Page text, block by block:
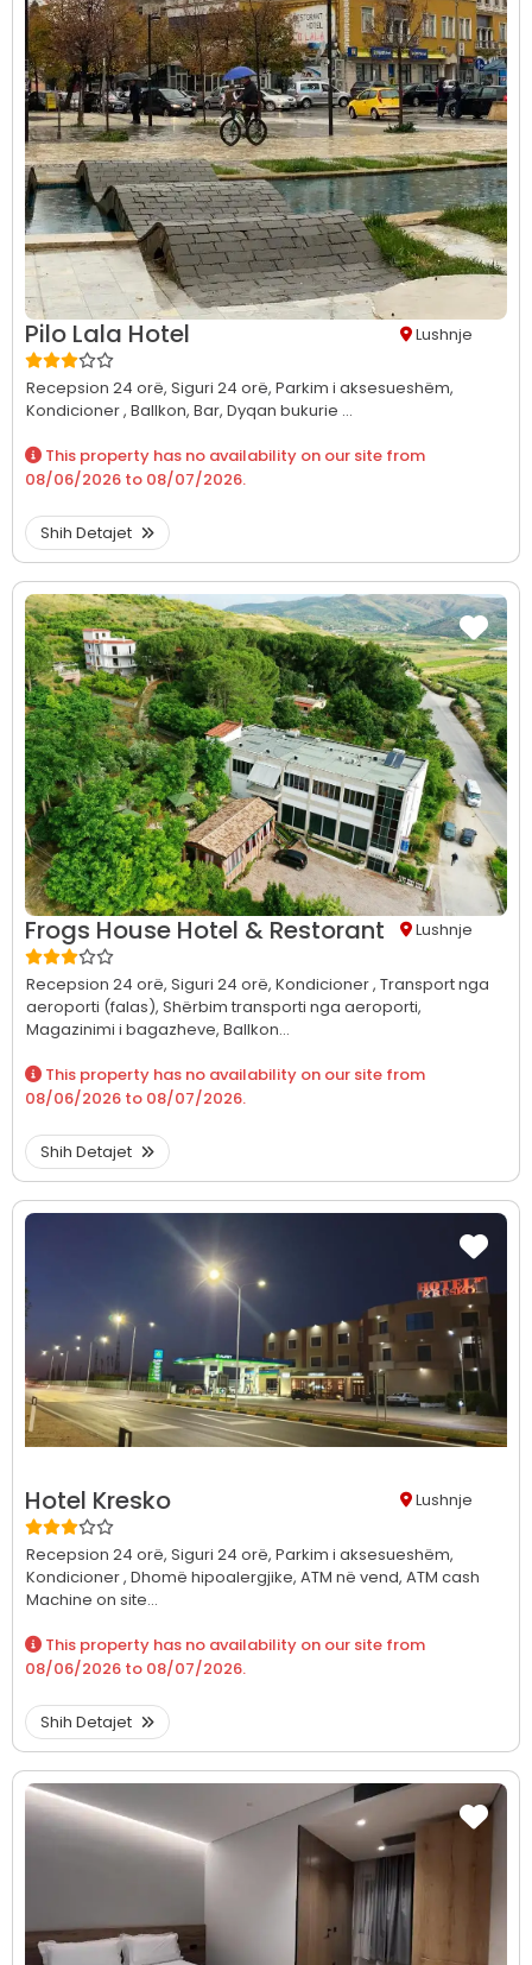
Pilo Lala Hotel Lushnje
Recepsion 24 orë, Siguri 24 orë, Parkim i aksesueshëm,
Kondicioner , Ballkon, Bar, Dyqan bukurie ...
This property has no availability on our site from
08/06/2026 to 08/07/2026.
Shih Detajet
Frogs House Hotel & Restorant Lushnje
Recepsion 24 orë, Siguri 24 orë, Kondicioner , Transport nga
aeroporti (falas), Shërbim transporti nga aeroporti,
Magazinimi i bagazheve, Ballkon...
This property has no availability on our site from
08/06/2026 to 08/07/2026.
Shih Detajet
Hotel Kresko Lushnje
Recepsion 24 orë, Siguri 24 orë, Parkim i aksesueshëm,
Kondicioner , Dhomë hipoalergjike, ATM në vend, ATM cash
Machine on site...
This property has no availability on our site from
08/06/2026 to 08/07/2026.
Shih Detajet